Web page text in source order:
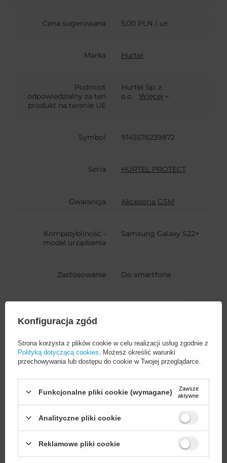
Cena sugerowana 5,00 PLN / szt.
Marka Hurtel
Podmiot
odpowiedzialny za ten
produkt na terenie UE
Hurtel Sp. z
o.o.
Więcej
Symbol 9145576239872
Seria HURTEL PROTECT
Gwarancja Akcesoria GSM
Kompatybilność -
model urządzenia
Samsung Galaxy S22+
Zastosowanie Do smartfona
Kompatybilność -
producent urządzenia
Samsung
Głębokość opakowania
towaru w cm
1
Wysokość opakowania
towaru w cm
Wystarczy założyć konto
zakupy za
odblokować zniżki na kolejne
Konfiguracja zgód
Strona korzysta z plików cookie w celu realizacji usług zgodnie z
Polityką dotyczącą cookies . Możesz określić warunki
przechowywania lub dostępu do cookie w Twojej przeglądarce.
Funkcjonalne pliki cookie (wymagane)
Zawsze
aktywne
Analityczne pliki cookie
Reklamowe pliki cookie